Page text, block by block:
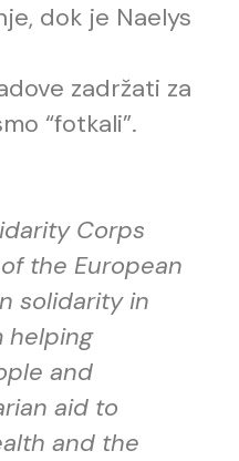
dok je Naelys
zadržati za
“fotkali”.
Corps
the European
solidarity in
helping
and
aid to
and the